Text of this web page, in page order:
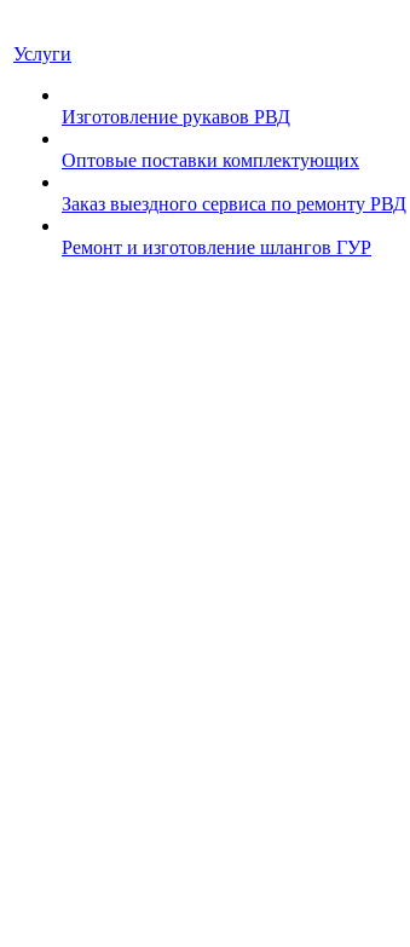
Услуги
Изготовление рукавов РВД
Оптовые поставки комплектующих
Заказ выездного сервиса по ремонту РВД
Ремонт и изготовление шлангов ГУР